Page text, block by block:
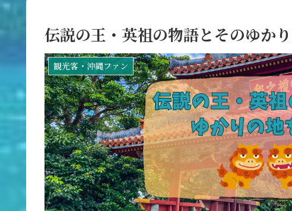
伝説の王・英祖の物語とそのゆか
観光客・沖縄ファン